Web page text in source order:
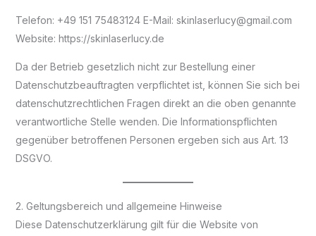
Telefon: +49 151 75483124 E-Mail: skinlaserlucy@gmail.com
Website: https://skinlaserlucy.de
Da der Betrieb gesetzlich nicht zur Bestellung einer
Datenschutzbeauftragten verpflichtet ist, können Sie sich bei
datenschutzrechtlichen Fragen direkt an die oben genannte
verantwortliche Stelle wenden. Die Informationspflichten
gegenüber betroffenen Personen ergeben sich aus Art. 13
DSGVO.
2. Geltungsbereich und allgemeine Hinweise
Diese Datenschutzerklärung gilt für die Website von